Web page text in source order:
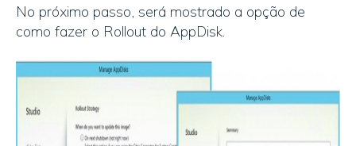
No próximo passo, será mostrado a opção de
como fazer o Rollout do AppDisk.